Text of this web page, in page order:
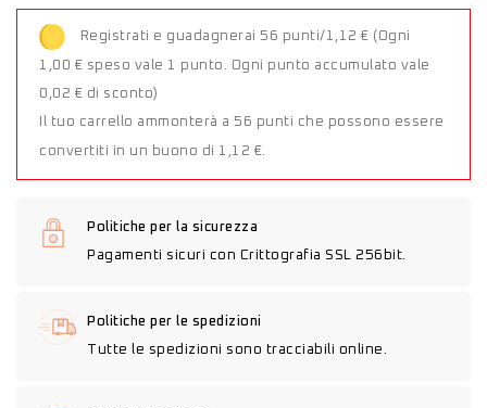
Registrati e guadagnerai 56 punti/1,12 € (Ogni
1,00 € speso vale 1 punto. Ogni punto accumulato vale
0,02 € di sconto)
Il tuo carrello ammonterà a 56 punti che possono essere
convertiti in un buono di 1,12 €.
Politiche per la sicurezza
Pagamenti sicuri con Crittografia SSL 256bit.
Politiche per le spedizioni
Tutte le spedizioni sono tracciabili online.